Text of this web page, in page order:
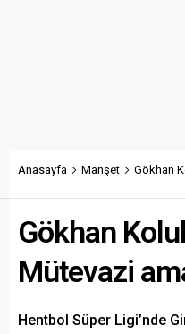
Anasayfa Manşet Gökhan
Gökhan
Mütevazi
Hentbol Süper Ligi’nde